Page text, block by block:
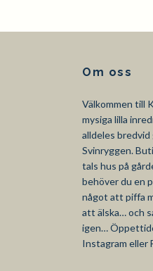
Om oss
Välkommen till
mysiga lilla
alldeles
Svinryggen.
tals hus på
behöver du en
något att piffa
att älska… och
igen…
Instagram eller